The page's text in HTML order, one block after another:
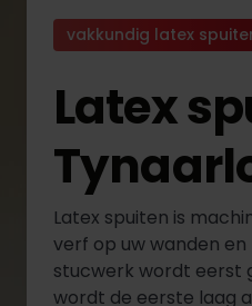
vakkundig latex
Latex
Latex spuiten is
verf op uw wanden en
stucwerk wordt eerst
wordt de eerste laag